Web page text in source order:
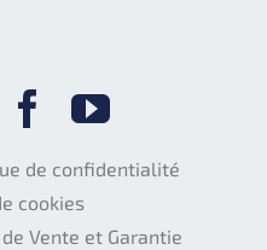
de confidentialité
cookies
Vente et Garantie